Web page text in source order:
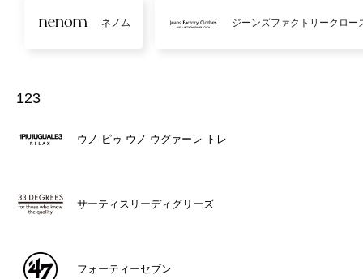
ネノム ジーンズファクトリークロー
123
ウノ ピゥ ウノ ウグァーレ トレ
サーティスリーディグリーズ
フォーティーセブン